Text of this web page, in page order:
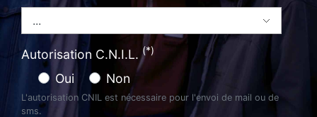
Autorisation C.N.I.L.(*)
Oui Non
L'autorisation CNIL est nécessaire pour l'envoi de mail ou de
sms.